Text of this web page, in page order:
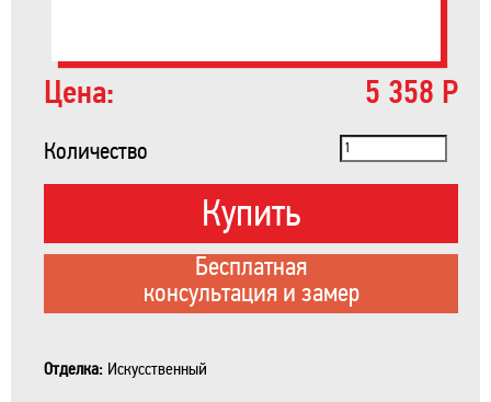
Цена: 5 358 Р
Количество
Купить
Бесплатная
консультация и замер
Отделка: Искусственный